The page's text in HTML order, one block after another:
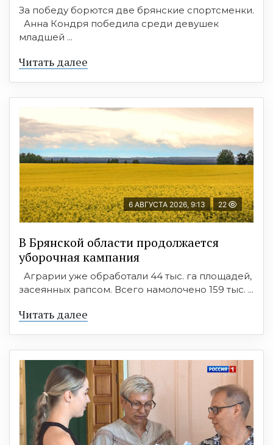
За победу борются две брянские спортсменки.
Анна Кондря победила среди девушек
младшей ...
Читать далее
6 АВГУСТА 2026, 9:13 22
В Брянской области продолжается
уборочная кампания
Аграрии уже обработали 44 тыс. га площадей,
засеянных рапсом. Всего намолочено 159 тыс. ...
Читать далее